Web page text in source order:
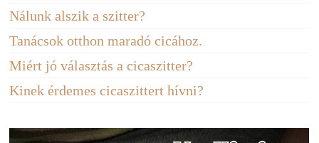
Nálunk alszik a szitter?
Tanácsok otthon maradó cicához.
Miért jó választás a cicaszitter?
Kinek érdemes cicaszittert hívni?